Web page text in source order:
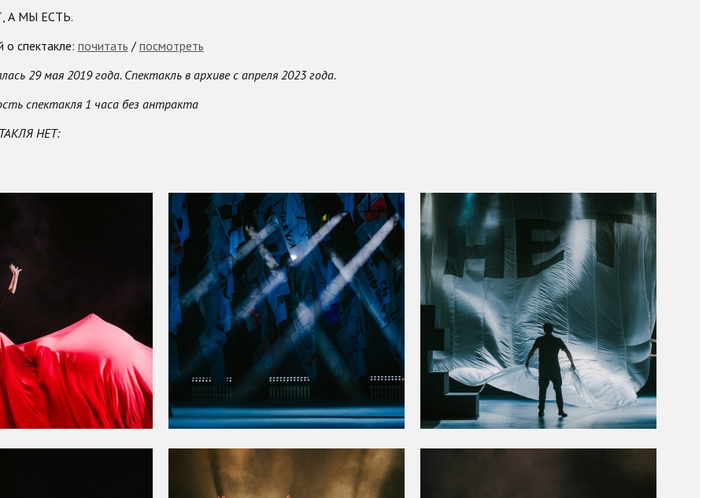
А МЫ ЕСТЬ.
спектакле: почитать / посмотреть
29 мая 2019 года. Спектакль в архиве с апреля 2023 года.
спектакля 1 часа без антракта
НЕТ: